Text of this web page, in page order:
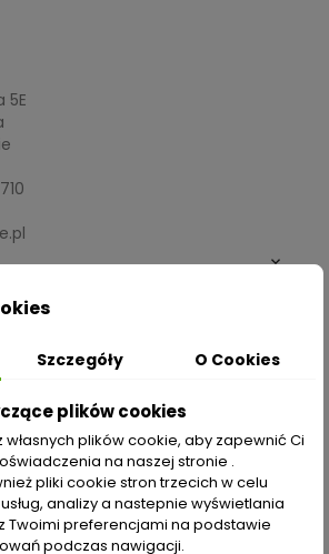
5E

Szczegóły O Cookies
plików cookies
własnych plików cookie, aby zapewnić Ci
na naszej stronie .
pliki cookie stron trzecich w celu
analizy a nastepnie wyświetlania
Twoimi preferencjami na podstawie
podczas nawigacji.